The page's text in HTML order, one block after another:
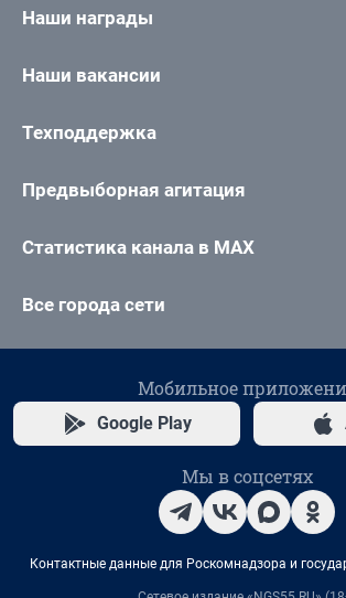
Наши награды
Наши вакансии
Техподдержка
Предвыборная агитация
Статистика канала в MAX
Все города сети
Мобильное
Google Play
Мы в соцсетях
Контактные данные для Роскомнадзора и